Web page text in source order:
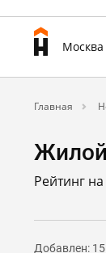
Москва
Главная
Рейтинг на
Добавлен: